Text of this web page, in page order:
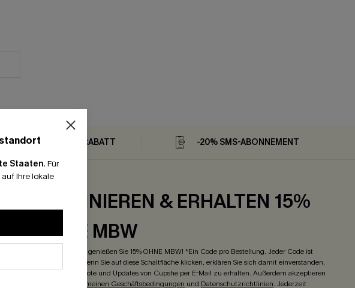
Staaten. Für
Ihre lokale
-15% NEWSLETTER-RABATT -20% SMS-ABONNEMENT
ABONNIEREN & ERHALTEN 15%
OHNE MBW
Abonnieren und genießen Sie 15% OHNE MBW! *Ein Code pro Bestellung. Jeder Code ist
einmal gültig. Wenn Sie auf diese Schaltfläche klicken, erklären Sie sich damit einverstanden,
exklusive Angebote und Updates von Cupshe per E-Mail zu erhalten. Außerdem akzeptieren
Allgemeinen Geschäftsbedingungen und Datenschutzrichtlinien. Jederzeit